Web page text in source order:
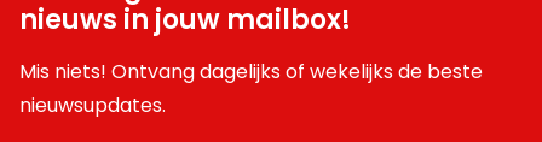
nieuws in jouw mailbox!
Mis niets! Ontvang dagelijks of wekelijks de beste
nieuwsupdates.